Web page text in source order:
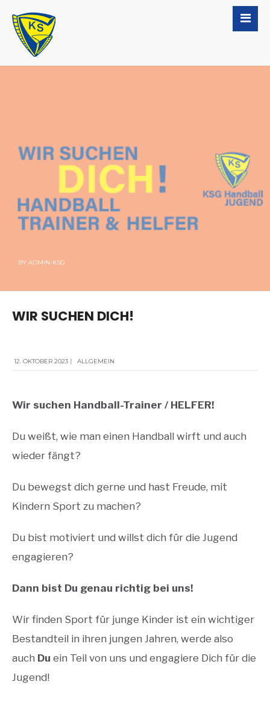
BY ADMIN-KSG
WIR SUCHEN DICH!
12. OKTOBER 2023 ALLGEMEIN
Wir suchen Handball-Trainer / HELFER!
Du weißt, wie man einen Handball wirft und auch
wieder fängt?
Du bewegst dich gerne und hast Freude, mit
Kindern Sport zu machen?
Du bist motiviert und willst dich für die Jugend
engagieren?
Dann bist Du genau richtig bei uns!
Wir finden Sport für junge Kinder ist ein wichtiger
Bestandteil in ihren jungen Jahren, werde also
auch Du ein Teil von uns und engagiere Dich für die
Jugend!